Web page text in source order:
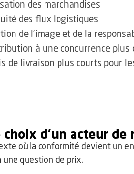
des marchandises
des flux logistiques
de l’image et de la
à une concurrence plus
de livraison plus courts pour
choix d'un acteur de
où la conformité devient un
une question de prix.